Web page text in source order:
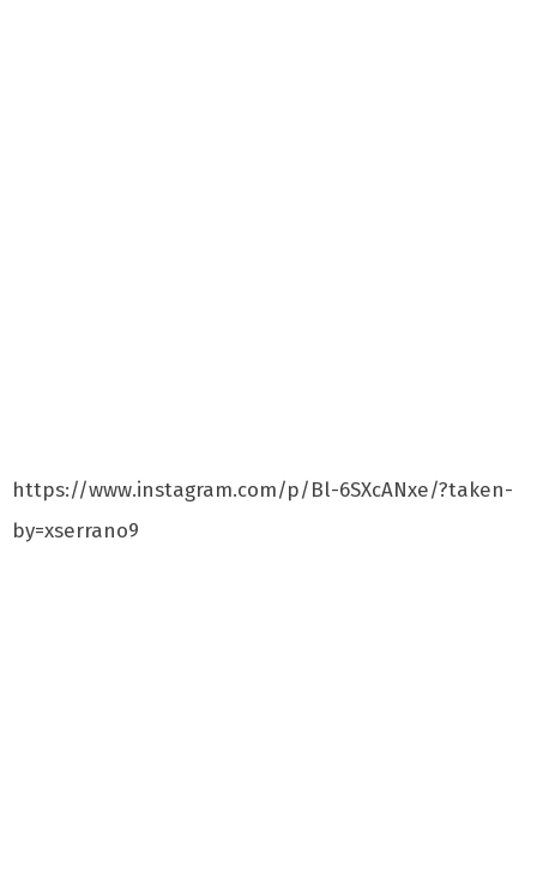
https://www.instagram.com/p/Bl-6SXcANxe/?taken-
by=xserrano9